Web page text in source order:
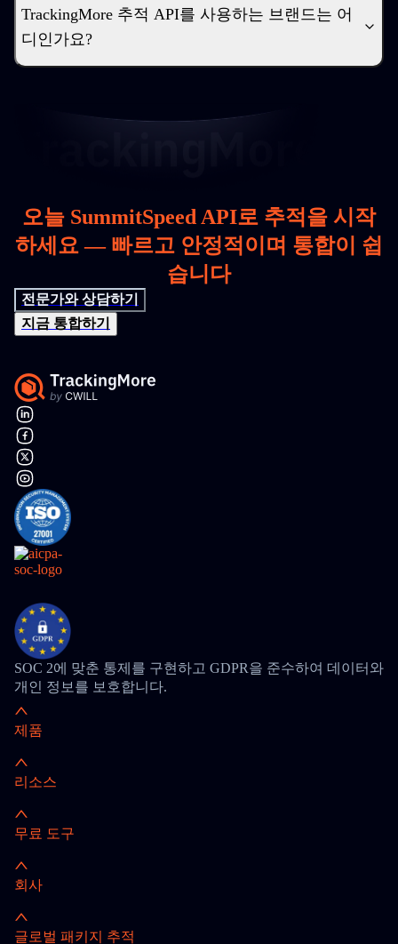
TrackingMore 추적 API를 사용하는 브랜드는 어
디인가요?
오늘 SummitSpeed API로 추적을 시작
하세요 — 빠르고 안정적이며 통합이 쉽
습니다
전문가와 상담하기
지금 통합하기
SOC 2에 맞춘 통제를 구현하고 GDPR을 준수하여 데이터와
개인 정보를 보호합니다.
제품
리소스
무료 도구
회사
글로벌 패키지 추적